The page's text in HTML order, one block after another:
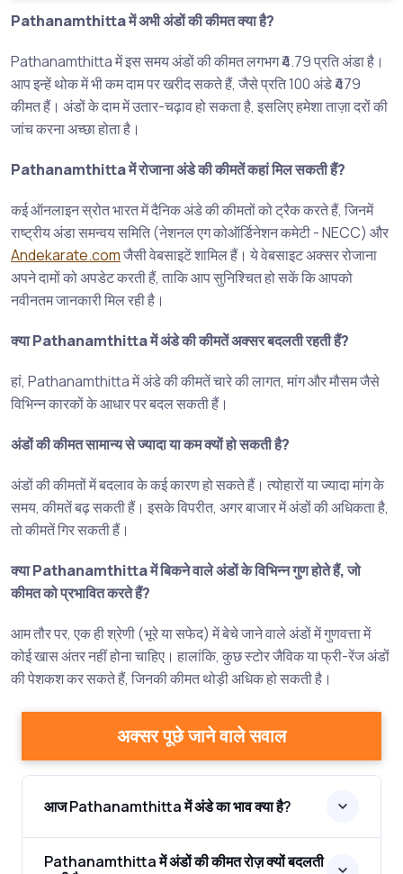
Pathanamthitta में अभी अंडों की कीमत क्या है?
Pathanamthitta में इस समय अंडों की कीमत लगभग ₹4.79 प्रति अंडा है।
आप इन्हें थोक में भी कम दाम पर खरीद सकते हैं, जैसे प्रति 100 अंडे ₹479
कीमत हैं। अंडों के दाम में उतार-चढ़ाव हो सकता है, इसलिए हमेशा ताज़ा दरों की
जांच करना अच्छा होता है।
Pathanamthitta में रोजाना अंडे की कीमतें कहां मिल सकती हैं?
कई ऑनलाइन स्रोत भारत में दैनिक अंडे की कीमतों को ट्रैक करते हैं, जिनमें
राष्ट्रीय अंडा समन्वय समिति (नेशनल एग कोऑर्डिनेशन कमेटी - NECC) और
Andekarate.comजैसी वेबसाइटें शामिल हैं। ये वेबसाइट अक्सर रोजाना
अपने दामों को अपडेट करती हैं, ताकि आप सुनिश्चित हो सकें कि आपको
नवीनतम जानकारी मिल रही है।
क्या Pathanamthitta में अंडे की कीमतें अक्सर बदलती रहती हैं?
हां, Pathanamthitta में अंडे की कीमतें चारे की लागत, मांग और मौसम जैसे
विभिन्न कारकों के आधार पर बदल सकती हैं।
अंडों की कीमत सामान्य से ज्यादा या कम क्यों हो सकती है?
अंडों की कीमतों में बदलाव के कई कारण हो सकते हैं। त्योहारों या ज्यादा मांग के
समय, कीमतें बढ़ सकती हैं। इसके विपरीत, अगर बाजार में अंडों की अधिकता है,
तो कीमतें गिर सकती हैं।
क्या Pathanamthitta में बिकने वाले अंडों के विभिन्न गुण होते हैं, जो
कीमत को प्रभावित करते हैं?
आम तौर पर, एक ही श्रेणी (भूरे या सफेद) में बेचे जाने वाले अंडों में गुणवत्ता में
कोई खास अंतर नहीं होना चाहिए। हालांकि, कुछ स्टोर जैविक या फ्री-रेंज अंडों
की पेशकश कर सकते हैं, जिनकी कीमत थोड़ी अधिक हो सकती है।
अक्सर पूछे जाने वाले सवाल
आज Pathanamthitta में अंडे का भाव क्या है?
Pathanamthitta में अंडों की कीमत रोज़ क्यों बदलती